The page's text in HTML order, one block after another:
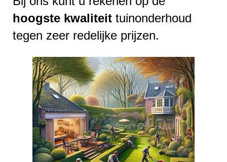
hoogste kwaliteit tuinonderhoud
tegen zeer redelijke prijzen.